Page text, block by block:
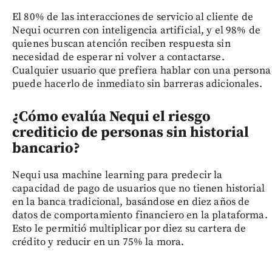
El 80% de las interacciones de servicio al cliente de
Nequi ocurren con inteligencia artificial, y el 98% de
quienes buscan atención reciben respuesta sin
necesidad de esperar ni volver a contactarse.
Cualquier usuario que prefiera hablar con una persona
puede hacerlo de inmediato sin barreras adicionales.
¿Cómo evalúa Nequi el riesgo
crediticio de personas sin historial
bancario?
Nequi usa machine learning para predecir la
capacidad de pago de usuarios que no tienen historial
en la banca tradicional, basándose en diez años de
datos de comportamiento financiero en la plataforma.
Esto le permitió multiplicar por diez su cartera de
crédito y reducir en un 75% la mora.